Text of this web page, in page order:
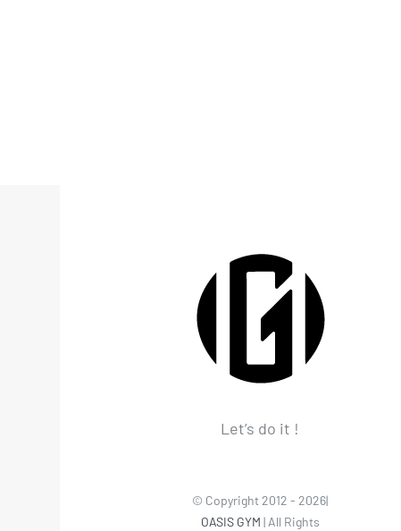
Let’s do it !
© Copyright 2012 - 2026|
OASIS GYM | All Rights